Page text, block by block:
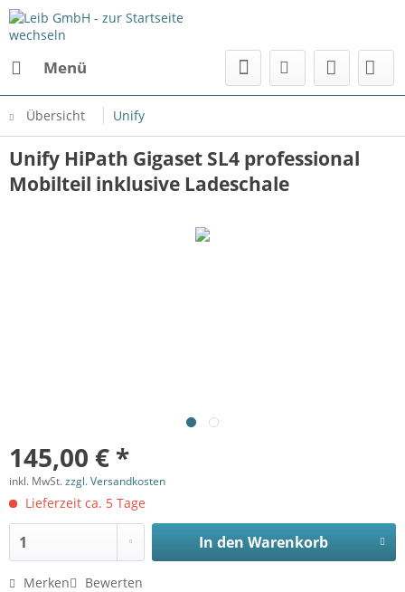
Menü
Übersicht Unify
Unify HiPath Gigaset SL4 professional
Mobilteil inklusive Ladeschale
145,00 € *
inkl. MwSt.zzgl. Versandkosten
Lieferzeit ca. 5 Tage
In den Warenkorb
Merken Bewerten